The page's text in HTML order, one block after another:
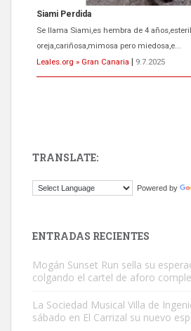
ADOPCIÓN URGENTE GATA TEROR
El ayuntamiento se va a llevar a Los Gatos
próximos días, ella incluida...
Leales.org » Gran Canaria
9.7.2025
Este gato macho ha aparecido en la calle
TRANSLATE:
Powered by
ENTRADAS RECIENTES
Mogán Sunset Run sella su
colgando el cartel de aforo
La Sociedad Musical Villa de
sábado en El Carrizal su nuevo